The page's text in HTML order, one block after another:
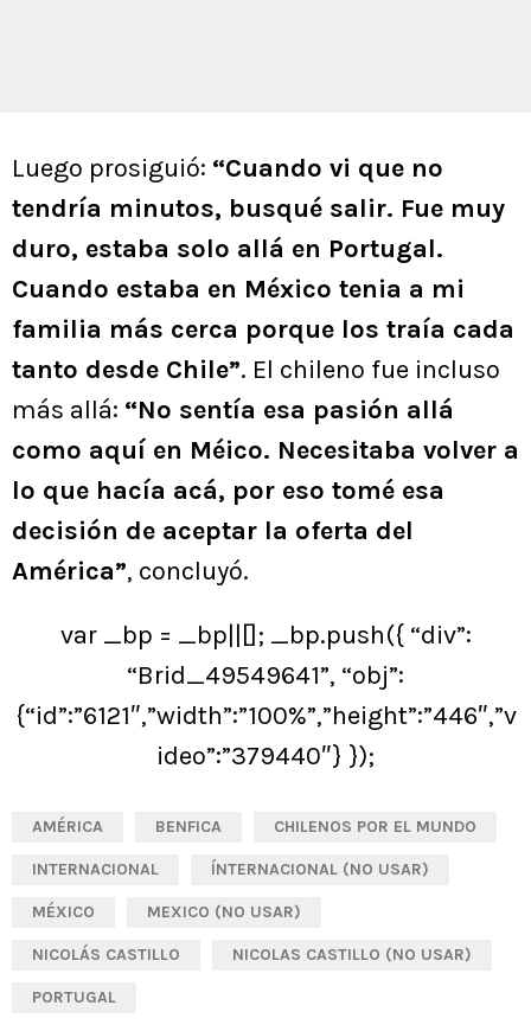
Luego prosiguió: “Cuando vi que no
tendría minutos, busqué salir. Fue muy
duro, estaba solo allá en Portugal.
Cuando estaba en México tenia a mi
familia más cerca porque los traía cada
tanto desde Chile”. El chileno fue incluso
más allá: “No sentía esa pasión allá
como aquí en Méico. Necesitaba volver a
lo que hacía acá, por eso tomé esa
decisión de aceptar la oferta del
América”, concluyó.
var _bp = _bp||[]; _bp.push({ “div”:
“Brid_49549641”, “obj”:
{“id”:”6121″,”width”:”100%”,”height”:”446″,”v
ideo”:”379440″} });
AMÉRICA BENFICA CHILENOS POR EL MUNDO
INTERNACIONAL ÍNTERNACIONAL (NO USAR)
MÉXICO MEXICO (NO USAR)
NICOLÁS CASTILLO NICOLAS CASTILLO (NO USAR)
PORTUGAL